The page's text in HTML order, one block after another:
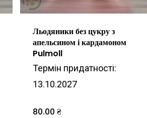
Льодяники без цукру з
апельсином і кардамоном
Pulmoll
Термін придатності:
13.10.2027
80.00 ₴